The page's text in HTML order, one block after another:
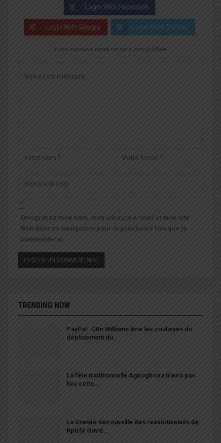
Login With Facebook
Login With Google Login With Twitter
Votre adresse email ne sera pas publiée.
Enregistrez mon nom, mon adresse e-mail et mon site
Web dans ce navigateur pour la prochaine fois que je
commenterai.
TRENDING NOW
PayPal : Otto Williams livre les coulisses du
déploiement du…
La fête traditionnelle Agbogboza n’aura pas
lieu cette…
La Grande Retrouvaille des ressortissants de
Kplélé Govié…